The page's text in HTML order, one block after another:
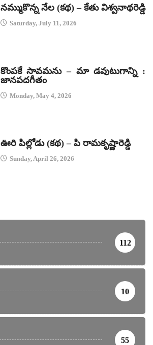
నమ్ముకొన్న నేల (కథ) – కేతు విశ్వనాథరెడ్డి
Saturday, July 11, 2026
కొంపకే సావమను – మా డవుటుగాన్ని :
జానపదగీతం
Monday, May 4, 2026
ఊరి పిల్లోడు (కథ) – పి రామకృష్ణారెడ్డి
Sunday, April 26, 2026
112
10
55